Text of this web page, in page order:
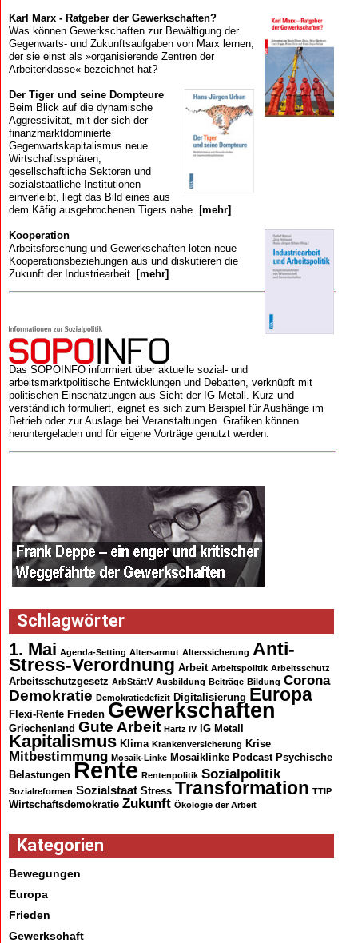
Karl Marx - Ratgeber der Gewerkschaften?
Was können Gewerkschaften zur Bewältigung der
Gegenwarts- und Zukunftsaufgaben von Marx lernen,
der sie einst als »organisierende Zentren der
Arbeiterklasse« bezeichnet hat?
Der Tiger und seine Dompteure
Beim Blick auf die dynamische
Aggressivität, mit der sich der
finanzmarkt­dominierte
Gegenwartskapitalismus neue
Wirtschaftssphären,
gesellschaftliche Sektoren und
sozialstaatliche Institutionen
einverleibt, liegt das Bild eines aus
dem Käfig ausgebrochenen Tigers nahe. [mehr]
Kooperation
Arbeits­forschung und Gewerk­schaften loten neue
Kooperations­beziehungen aus und diskutieren die
Zukunft der Industriearbeit. [mehr]
Das SOPOINFO informiert über aktuelle sozial- und
arbeitsmarktpolitische Entwicklungen und Debatten, verknüpft mit
politischen Einschätzungen aus Sicht der IG Metall. Kurz und
verständlich formuliert, eignet es sich zum Beispiel für Aushänge im
Betrieb oder zur Auslage bei Veranstaltungen. Grafiken können
heruntergeladen und für eigene Vorträge genutzt werden.
Schlagwörter
1. Mai Agenda-Setting Altersarmut Alterssicherung Anti-
Stress-Verordnung Arbeit Arbeitspolitik Arbeitsschutz
Arbeitsschutzgesetz ArbStättV Ausbildung Beiträge Bildung Corona
Demokratie Demokratiedefizit Digitalisierung Europa
Flexi-Rente Frieden Gewerkschaften
Griechenland Gute Arbeit Hartz IV IG Metall
Kapitalismus Klima Krankenversicherung Krise
Mitbestimmung Mosaik-Linke Mosaiklinke Podcast Psychische
Belastungen Rente Rentenpolitik Sozialpolitik
Sozialreformen Sozialstaat Stress Transformation TTIP
Wirtschaftsdemokratie Zukunft Ökologie der Arbeit
Kategorien
Bewegungen
Europa
Frieden
Gewerkschaft